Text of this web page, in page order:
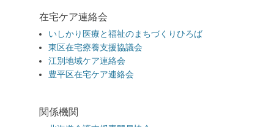
在宅ケア連絡会
いしかり医療と福祉のまちづくりひろば
東区在宅療養支援協議会
江別地域ケア連絡会
豊平区在宅ケア連絡会
関係機関